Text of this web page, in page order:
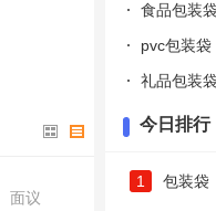
面议
食品包装
pvc包装袋
礼品包装
今日排行
1 包装袋